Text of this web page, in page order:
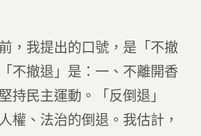
，我提出的口號，是「不撤
不撤退」是：一、不離開香
持民主運動。「反倒退」
權、法治的倒退。我估計，